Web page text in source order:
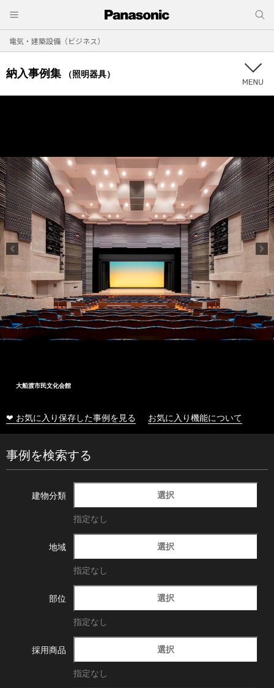
電気・建築設備（ビジネス）
納入事例集 （照明器具）
大船渡市民文化会館
❤ お気に入り保存した事例を見る お気に入り機能について
事例を検索する
建物分類 選択
指定なし
地域 選択
指定なし
部位 選択
指定なし
採用商品 選択
指定なし